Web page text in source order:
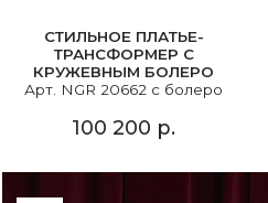
СТИЛЬНОЕ ПЛАТЬЕ-
ТРАНСФОРМЕР С
КРУЖЕВНЫМ БОЛЕРО
Арт. NGR 20662 с болеро
100 200 р.